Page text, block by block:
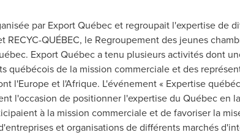
par Export Québec et regroupait l'expertise de
QUÉBEC, le Regroupement des jeunes
Export Québec a tenu plusieurs activités dont
québécois de la mission commerciale et des
l'Europeet l'Afrique. L'événement « Expertise
l'occasion de positionner l'expertise du Québec en
à la mission commerciale et de favoriser la
et organisations de différents marchés